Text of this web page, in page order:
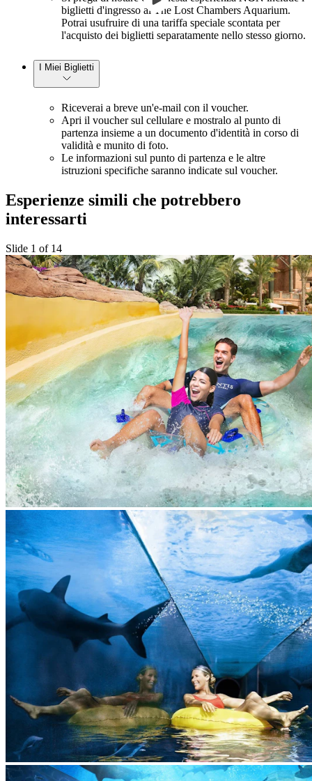
biglietti d'ingresso al The Lost Chambers Aquarium.
Potrai usufruire di una tariffa speciale scontata per
l'acquisto dei biglietti separatamente nello stesso giorno.
I Miei Biglietti
Riceverai a breve un'e-mail con il voucher.
Apri il voucher sul cellulare e mostralo al punto di
partenza insieme a un documento d'identità in corso di
validità e munito di foto.
Le informazioni sul punto di partenza e le altre
istruzioni specifiche saranno indicate sul voucher.
Esperienze simili che potrebbero
interessarti
Slide 1 of 14